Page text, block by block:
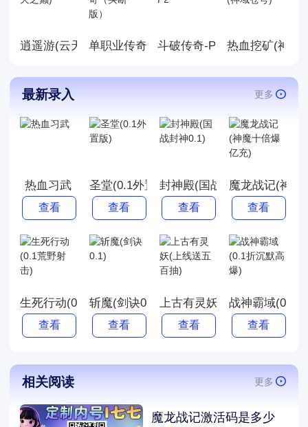
逍遥游(云天之巅)单职业传奇（买断版）
斗破传奇-P2 热血挖矿(神域
最新录入 更多
热血习武
查看
圣堂(0.1外置版)
查看
封神殿(国战封神0.1)
查看
魔龙战记(神魔
查看
生死行动(0.1荒野射击)
查看
斩魔(剑诀0.1)
查看
上古有灵妖(上线送五百抽)
查看
战神霸域(0.1
查看
相关阅读 更多
魔龙战记激活码是多少